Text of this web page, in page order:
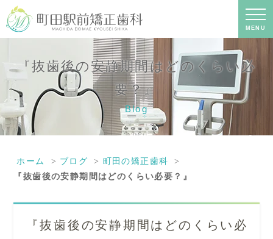
MENU
『抜歯後の安静期間はどのくらい必
要？』｜町田の矯正歯科専門の歯科医
院｜土日診療-町田駅前矯正歯科
『抜歯後の安静期間はどのくらい必
要？』
Blog
ホーム ブログ
町田の矯正歯科
『抜歯後の安静期間はどのくらい必要？』
『抜歯後の安静期間はどのくらい必